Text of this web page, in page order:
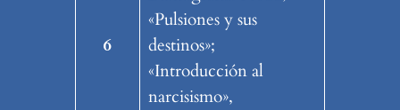
6
«Pulsiones y sus
destinos»;
«Introducción al
narcisismo»,